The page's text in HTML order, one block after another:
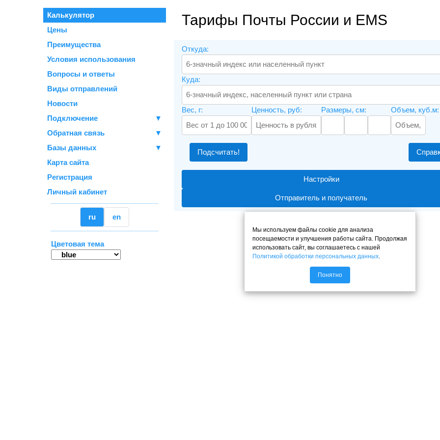
Калькулятор
Цены
Преимущества
Условия использования
Вопросы и ответы
Виды отправлений
Новости
Подключение
▼
Обратная связь
▼
Базы данных
▼
Карта сайта
Регистрация
Личный кабинет
ru en
Цветовая тема
Тарифы Почты России и EMS
Откуда:
Куда:
Вес, г: Ценность, руб: Размеры, см: Объем, куб.м:
Подсчитать!
Настройки
Отправитель и получатель
Мы используем файлы cookie для анализа
посещаемости и улучшения работы сайта. Продолжая
использовать сайт, вы соглашаетесь с нашей
Политикой обработки персональных данных.
Понятно